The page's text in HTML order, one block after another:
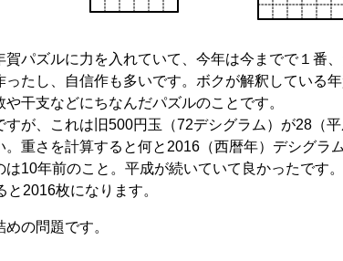
パズルに力を入れていて、今年は今までで１番
ったし、自信作も多いです。ボクが解釈している
干支などにちなんだパズルのことです。
が、これは旧500円玉（72デシグラム）が28（平
。重さを計算すると何と2016（西暦年）デシグラ
は10年前のこと。平成が続いていて良かったです
と2016枚になります。
の問題です。